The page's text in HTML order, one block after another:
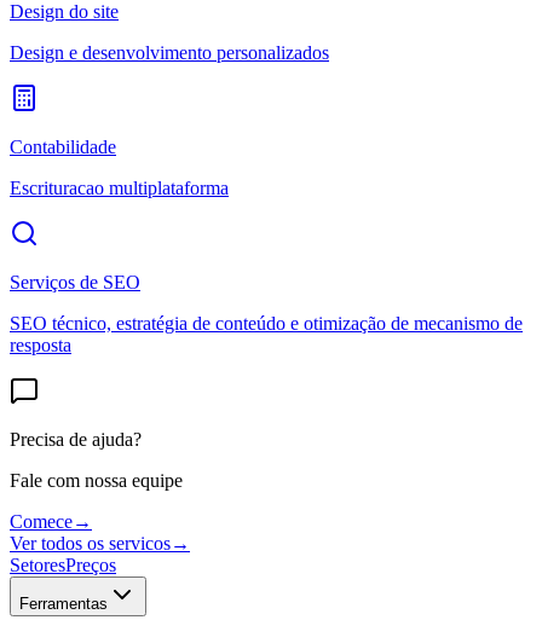
Design do site
Design e desenvolvimento personalizados
Contabilidade
Escrituracao multiplataforma
Serviços de SEO
SEO técnico, estratégia de conteúdo e otimização de mecanismo de
resposta
Precisa de ajuda?
Fale com nossa equipe
Comece→
Ver todos os servicos→
SetoresPreços
Ferramentas